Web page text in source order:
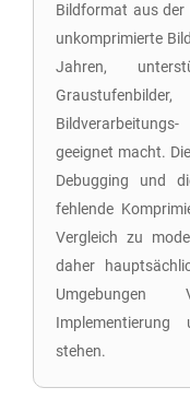
Bildformat aus der
unkomprimierte
Jahren,
geeignet macht.
Debugging und
fehlende
Vergleich zu
daher
Umgebungen
stehen.